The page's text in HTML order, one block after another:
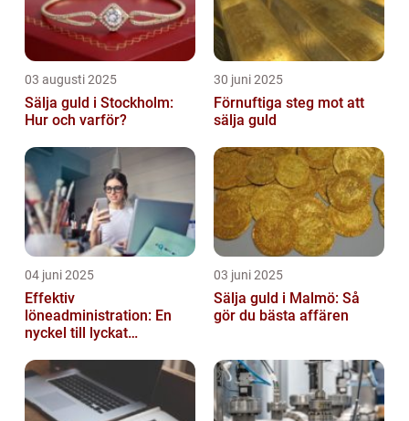
03 augusti 2025
Sälja guld i Stockholm:
Hur och varför?
30 juni 2025
Förnuftiga steg mot att
sälja guld
04 juni 2025
Effektiv
löneadministration: En
nyckel till lyckat
03 juni 2025
Sälja guld i Malmö: Så
gör du bästa affären